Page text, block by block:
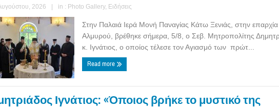
2026 in : Photo Gallery, Ειδήσεις
Στην Παλαιά Ιερά Μονή Παναγίας Κάτω Ξενιάς, στην επαρχία
Αλμυρού, βρέθηκε σήμερα, 5/8, ο Σεβ. Μητροπολίτης
κ. Ιγνάτιος, ο οποίος τέλεσε τον Αγιασμό των πρώτ...
Read more
Ιγνάτιος: «Όποιος βρήκε το μυστικό της